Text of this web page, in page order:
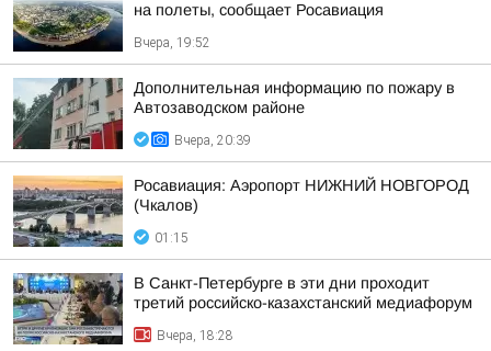
на полеты, сообщает Росавиация
Вчера, 19:52
Дополнительная информацию по пожару в
Автозаводском районе
Вчера, 20:39
Росавиация: Аэропорт НИЖНИЙ НОВГОРОД
(Чкалов)
01:15
В Санкт-Петербурге в эти дни проходит
третий российско-казахстанский медиафорум
Вчера, 18:28